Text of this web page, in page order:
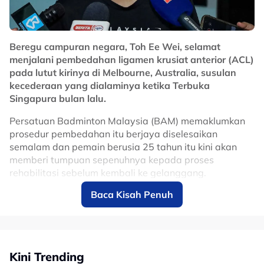
diperbaharui pada 2024.
Lanjutan kontrak sehingga 2031 dijangka memberi
memperkukuhkan reputasi negara sebagai destinasi
utama sukan permotoran dunia, selain terus
merancakkan ekonomi menerusi kemasukan pelancong
dan penganjuran acara bertaraf antarabangsa di Litar
Antarabangsa Sepang.
No node context available.
Related Topics
#motoGP
Beregu campuran negara, Toh Ee Wei, selamat
menjalani pembedahan ligamen krusiat anterior (ACL)
pada lutut kirinya di Melbourne, Australia, susulan
kecederaan yang dialaminya ketika Terbuka
Singapura bulan lalu.
Persatuan Badminton Malaysia (BAM) memaklumkan
prosedur pembedahan itu berjaya diselesaikan
semalam dan pemain berusia 25 tahun itu kini akan
memberi tumpuan sepenuhnya kepada proses
rehabilitasi sebelum kembali ke gelanggang.
Ee Wei melahirkan rasa syukur apabila pembedahan
berjalan lancar, selain menghargai sokongan yang
Baca Kisah Penuh
Kini Trending